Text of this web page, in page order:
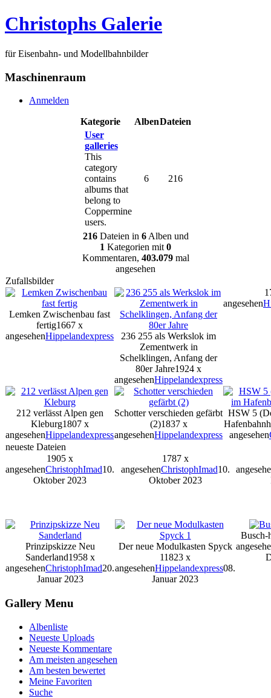
Christophs Galerie
für Eisenbahn- und Modellbahnbilder
Maschinenraum
Anmelden
Kategorie AlbenDateien
User
galleries
This
category
contains
albums that
belong to
Coppermine
users.
6 216
216Dateien in 6Alben und
1 Kategorien mit 0
Kommentaren, 403.079mal
angesehen
Zufallsbilder
Lemken Zwischenbau fast
fertig1667 x
angesehenHippelandexpress
236 255 als Werkslok im
Zementwerk in
Schelklingen, Anfang der
80er Jahre1924 x
angesehenHippelandexpress
angesehen
212 verlässt Alpen gen
Kleburg1807 x
angesehenHippelandexpress
Schotter verschieden gefärbt
(2)1837 x
angesehenHippelandexpress
HSW 5
angesehen
neueste Dateien
1905 x
angesehenChristophImad10.
Oktober 2023
1787 x
angesehenChristophImad10.
Oktober 2023
Prinzipskizze Neu
Sanderland1958 x
angesehenChristophImad20.
Januar 2023
Der neue Modulkasten Spyck
11823 x
angesehenHippelandexpress08.
Januar 2023
Busch-
Gallery Menu
Albenliste
Neueste Uploads
Neueste Kommentare
Am meisten angesehen
Am besten bewertet
Meine Favoriten
Suche